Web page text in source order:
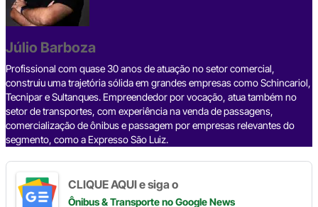
o
o
k
s
Júlio Barboza
Profissional com quase 30 anos de atuação no setor comercial,
construiu uma trajetória sólida em grandes empresas como Schincariol,
Tecnipar e Sultanques. Empreendedor por vocação, atua também no
setor de transportes, com experiência na venda de passagens,
comercialização de ônibus e passagem por empresas relevantes do
segmento, como a Expresso São Luiz.
CLIQUE AQUI e siga o
Ônibus & Transporteno Google News